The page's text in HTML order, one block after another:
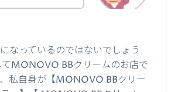
なっているのではないでしょう
MONOVO BBクリームのお店で
私自身が【MONOVO BBクリー